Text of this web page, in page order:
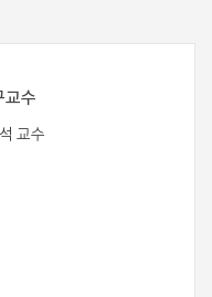
교수
교수